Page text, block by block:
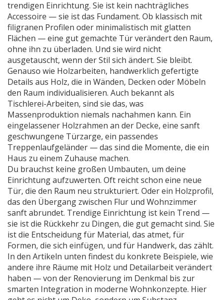
trendigen Einrichtung. Sie ist kein nachträgliches
Accessoire — sie ist das Fundament. Ob klassisch mit
filigranen Profilen oder minimalistisch mit glatten
Flächen — eine gut gemachte Tür verändert den Raum,
ohne ihn zu überladen. Und sie wird nicht
ausgetauscht, wenn der Stil sich ändert. Sie bleibt.
Genauso wie Holzarbeiten, handwerklich gefertigte
Details aus Holz, die in Wänden, Decken oder Möbeln
den Raum individualisieren. Auch bekannt als
Tischlerei-Arbeiten, sind sie das, was
Massenproduktion niemals nachahmen kann. Ein
eingelassener Holzrahmen an der Decke, eine sanft
geschwungene Türzarge, ein passendes
Treppenlaufgeländer — das sind die Momente, die ein
Haus zu einem Zuhause machen.
Du brauchst keine großen Umbauten, um deine
Einrichtung aufzuwerten. Oft reicht schon eine neue
Tür, die den Raum neu strukturiert. Oder ein Holzprofil,
das den Übergang zwischen Flur und Wohnzimmer
sanft abrundet. Trendige Einrichtung ist kein Trend —
sie ist die Rückkehr zu Dingen, die gut gemacht sind. Sie
ist die Entscheidung für Material, das atmet, für
Formen, die sich einfügen, und für Handwerk, das zählt.
In den Artikeln unten findest du konkrete Beispiele, wie
andere ihre Räume mit Holz und Detailarbeit verändert
haben — von der Renovierung im Denkmal bis zur
smarten Integration in moderne Wohnkonzepte. Hier